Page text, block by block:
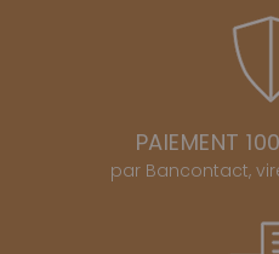
PAIEMENT
par Bancontact,